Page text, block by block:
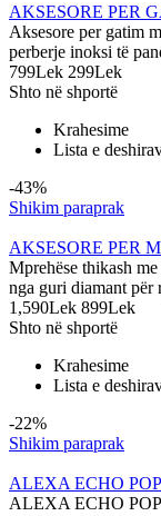
AKSESORE PER
Aksesore per gatim
perberje inoksi të
799Lek 299Lek
Shto në shportë
Krahesime
Lista e
-43%
Shikim paraprak
AKSESORE PER
Mprehëse thikash
nga guri diamant për
1,590Lek 899Lek
Shto në shportë
Krahesime
Lista e
-22%
Shikim paraprak
ALEXA ECHO
ALEXA ECHO